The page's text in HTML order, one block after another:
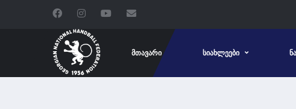
ᲛᲗᲐᲕᲐᲠᲘ ᲡᲘᲐᲮᲚᲔᲔᲑᲘ